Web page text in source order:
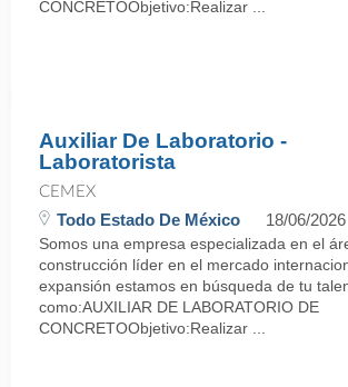
CONCRETOObjetivo:Realizar ...
Auxiliar De Laboratorio -
Laboratorista
CEMEX
Todo Estado De México 18/06/2026
Somos una empresa especializada en el
construcción líder en el mercado
expansión estamos en búsqueda de tu
como:AUXILIAR DE LABORATORIO DE
CONCRETOObjetivo:Realizar ...